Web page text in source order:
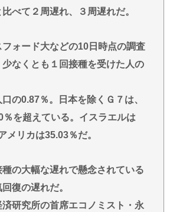
高額ギフトをねだり続け
パン三世』放送当時は「つまらない」
送で視聴率30％超えwww
県職員さん、ラブホテルから記者会見
「もう食わない？ さっきは食べれるっ
ねーか！」（ヽ´ん`）「」 反論できる？
風潮はもう無くなった？
時速ランキング1位の記事がこれ。どう
べて２周遅れ、３周遅れだ。
ォード大などの10日時点の調査
少なくとも１回接種を受けた人の
口の0.87％。日本を除くＧ７は、
％を超えている。イスラエルは
メリカは35.03％だ。
種の大幅な遅れで懸念されている
復の遅れだ。
研究所の首席エコノミスト・永